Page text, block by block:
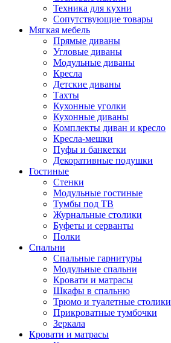
Техника для кухни
Сопутствующие товары
Мягкая мебель
Прямые диваны
Угловые диваны
Модульные диваны
Кресла
Детские диваны
Тахты
Кухонные уголки
Кухонные диваны
Комплекты диван и кресло
Кресла-мешки
Пуфы и банкетки
Декоративные подушки
Гостиные
Стенки
Модульные гостиные
Тумбы под ТВ
Журнальные столики
Буфеты и серванты
Полки
Спальни
Спальные гарнитуры
Модульные спальни
Кровати и матрасы
Шкафы в спальню
Трюмо и туалетные столики
Прикроватные тумбочки
Зеркала
Кровати и матрасы